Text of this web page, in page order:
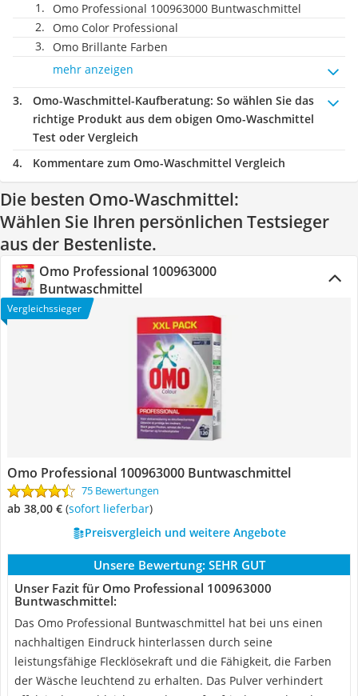
Omo Professional 100963000 Buntwaschmittel
Omo Color Professional
Omo Brillante Farben
mehr anzeigen
Omo-Waschmittel-Kaufberatung: So wählen Sie das
richtige Produkt aus dem obigen Omo-Waschmittel
Test oder Vergleich
Kommentare zum Omo-Waschmittel Vergleich
Die besten Omo-Waschmittel:
Wählen Sie Ihren persönlichen Testsieger
aus der Bestenliste.
Omo Professional 100963000
Buntwaschmittel
Vergleichssieger
Omo Professional 100963000 Buntwaschmittel
75 Bewertungen
ab 38,00 € ( Sofort lieferbar)
Preisvergleich und weitere Angebote
Unsere Bewertung: SEHR GUT
Unser Fazit für Omo Professional 100963000
Buntwaschmittel:
Das Omo Professional Buntwaschmittel hat bei uns einen
nachhaltigen Eindruck hinterlassen durch seine
leistungsfähige Flecklösekraft und die Fähigkeit, die Farben
der Wäsche leuchtend zu erhalten. Das Pulver verhindert